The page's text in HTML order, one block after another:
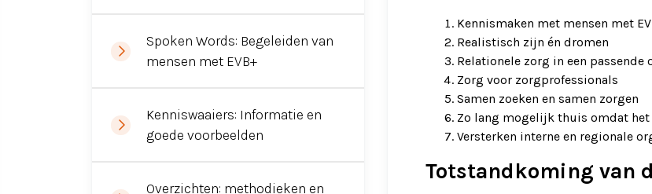
Spoken Words: Begeleiden van
mensen met EVB+
Kenniswaaiers: Informatie en
goede voorbeelden
Overzichten: methodieken en
Kennismaken met mensen met
Realistisch zijn én dromen
Relationele zorg in een passende
Zorg voor zorgprofessionals
Samen zoeken en samen zorgen
Zo lang mogelijk thuis omdat
Versterken interne en regionale
Totstandkoming van